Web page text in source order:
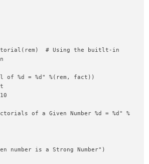
of a Given Number %d = %d" %